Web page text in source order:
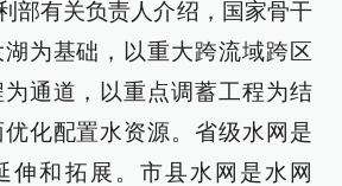
部有关负责人介绍，国家骨干
为基础，以重大跨流域跨区
通道，以重点调蓄工程为结
化配置水资源。省级水网是
伸和拓展。市县水网是水网